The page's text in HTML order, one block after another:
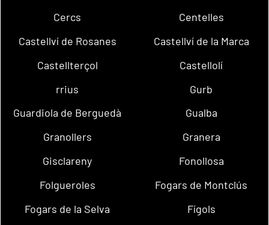
Cercs
Centelles
Castellví de Rosanes
Castellví de la Marca
Castellterçol
Castellolí
rrius
Gurb
Guardiola de Berguedà
Gualba
Granollers
Granera
Gisclareny
Fonollosa
Folgueroles
Fogars de Montclús
Fogars de la Selva
Fígols